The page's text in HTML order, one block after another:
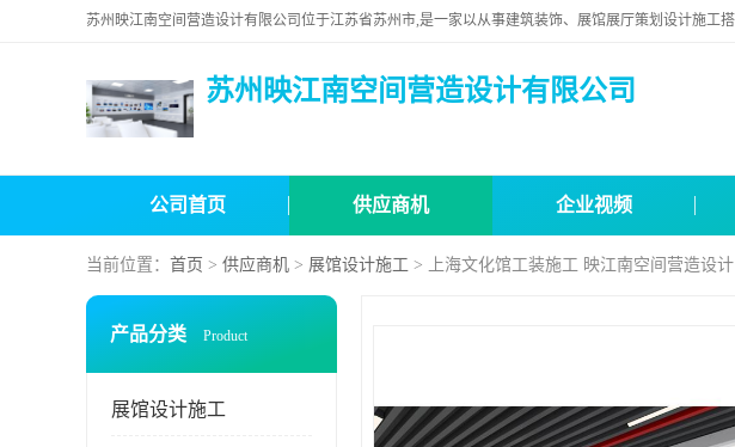
苏州映江南空间营造设计有限公司
公司首页 供应商机 企业视频
当前位置： 首页 > 供应商机 > 展馆设计施工 > 上海文化馆工装施工 映江南空间营造设计
产品分类 Product
展馆设计施工